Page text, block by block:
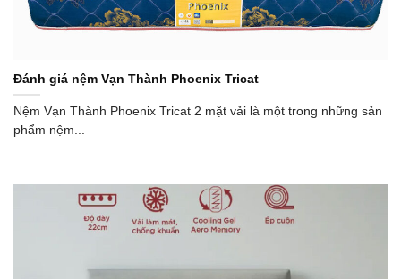
Đánh giá nệm Vạn Thành Phoenix Tricat
Nệm Vạn Thành Phoenix Tricat 2 mặt vải là một trong những sản
phẩm nệm...